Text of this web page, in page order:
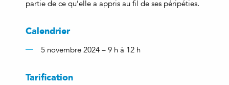
partie de ce qu’elle a appris au fil de ses péripéties.
Calendrier
5 novembre 2024 – 9 h à 12 h
Tarification